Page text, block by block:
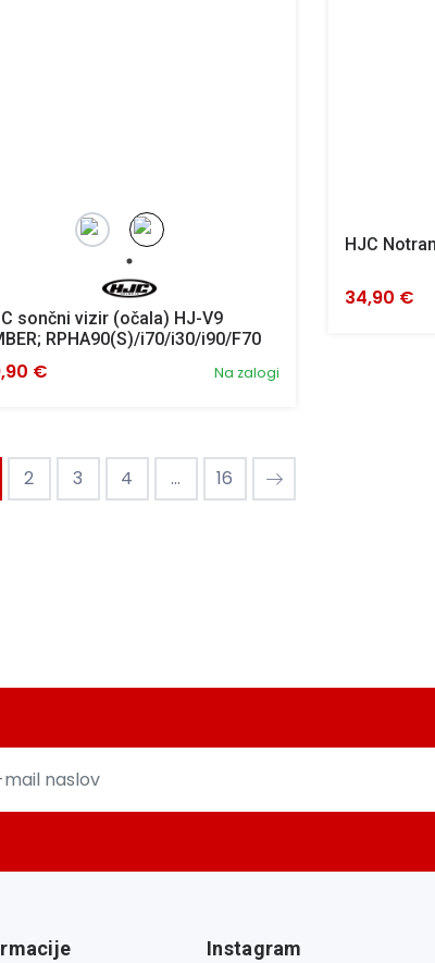
sončni vizir (očala) HJ-V9
RPHA90(S)/i70/i30/i90/F70
Na zalogi
€
HJC
34,90 €
2 3 4 ... 16
Instagram